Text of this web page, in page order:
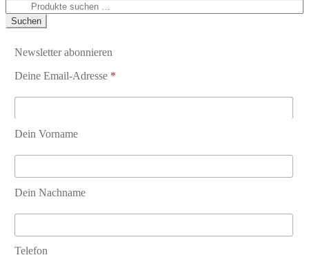
nach:
Suchen
Newsletter abonnieren
Deine Email-Adresse *
Dein Vorname
Dein Nachname
Telefon